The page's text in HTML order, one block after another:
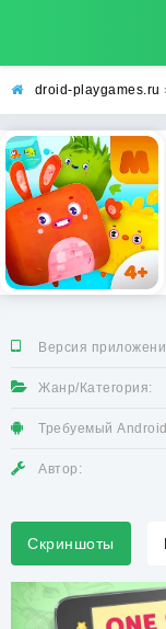
droid-playgames.ru
Версия
Жанр/Категория:
Требуемый
Автор:
Скриншоты